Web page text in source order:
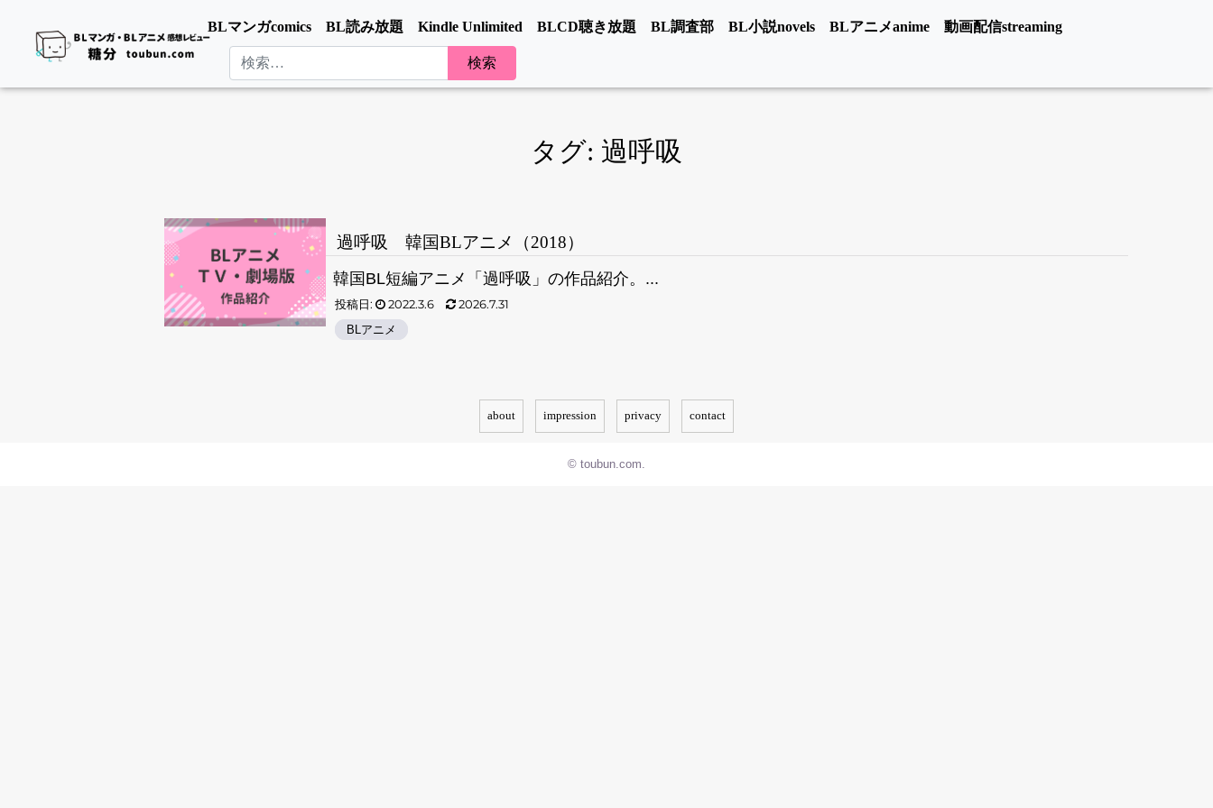
BLマンガcomics BL読み放題 Kindle Unlimited BLCD聴き放題 BL調査部 BL小説novels BLアニメanime
動画配信streaming
タグ: 過呼吸
過呼吸 韓国BLアニメ（2018）
韓国BL短編アニメ「過呼吸」の作品紹介。...
投稿日: 2022.3.6
2026.7.31
BLアニメ
about impression privacy contact
© toubun.com.